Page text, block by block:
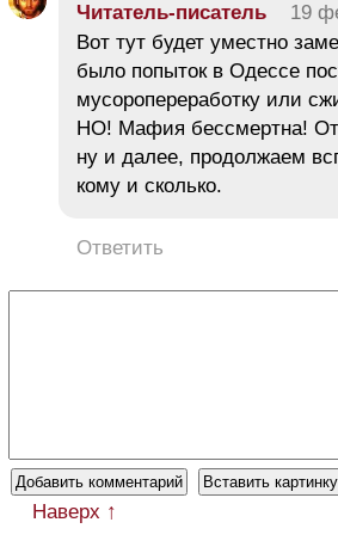
Читатель-писатель 19
Вот тут будет уместно
было попыток в Одессе
мусоропереработку или
НО! Мафия бессмертна!
ну и далее, продолжаем
кому и сколько.
Ответить
Наверх ↑